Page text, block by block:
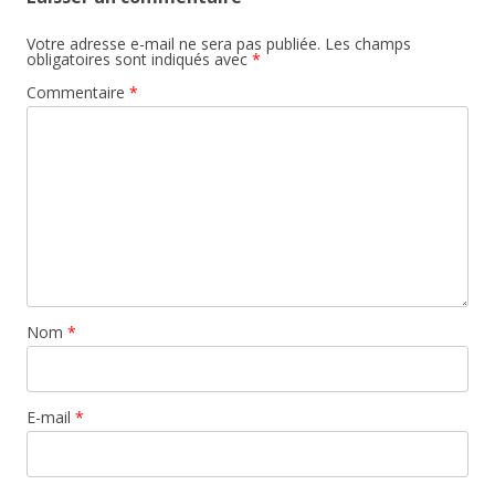
Votre adresse e-mail ne sera pas publiée. Les champs
obligatoires sont indiqués avec *
Commentaire *
Nom *
E-mail *